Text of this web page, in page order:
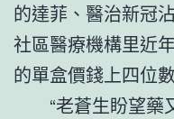
的達菲、醫治新冠
社區醫療機構里近
的單盒價錢上四位
“老蒼生盼望藥